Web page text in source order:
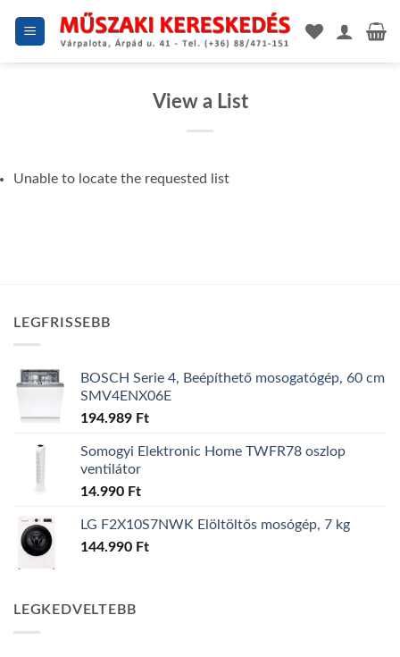
View a List
Unable to locate the requested list
LEGFRISSEBB
BOSCH Serie 4, Beépíthető mosogatógép, 60 cm
SMV4ENX06E
194.989 Ft
Somogyi Elektronic Home TWFR78 oszlop
ventilátor
14.990 Ft
LG F2X10S7NWK Elöltöltős mosógép, 7 kg
144.990 Ft
LEGKEDVELTEBB